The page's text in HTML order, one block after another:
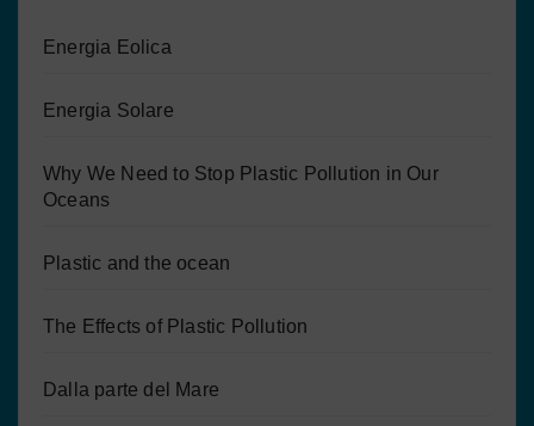
Energia Eolica
Energia Solare
Why We Need to Stop Plastic Pollution in Our
Oceans
Plastic and the ocean
The Effects of Plastic Pollution
Dalla parte del Mare